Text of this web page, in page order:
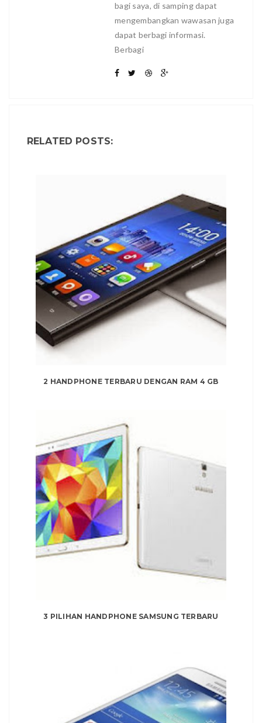
bagi saya, di samping dapat
mengembangkan wawasan juga
dapat berbagi informasi.
Berbagi
RELATED POSTS:
2 HANDPHONE TERBARU DENGAN RAM 4 GB
3 PILIHAN HANDPHONE SAMSUNG TERBARU